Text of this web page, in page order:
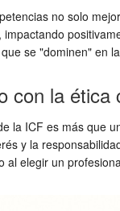
no solo
impactando
se "dominen" en
con la
la ICF es más que
y la
al elegir un